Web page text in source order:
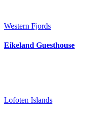
Western Fjords
Eikeland Guesthouse
Lofoten Islands